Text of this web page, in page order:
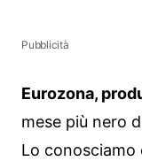
Pubblicità
Eurozona,
mese più nero
Lo conosciamo